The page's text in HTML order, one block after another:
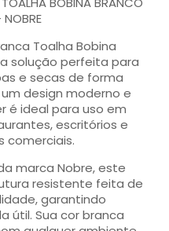
Toalha Bobina
solução perfeita para
e secas de forma
design moderno e
é ideal para uso em
escritórios e
comerciais.
marca Nobre, este
resistente feita de
garantindo
útil. Sua cor branca